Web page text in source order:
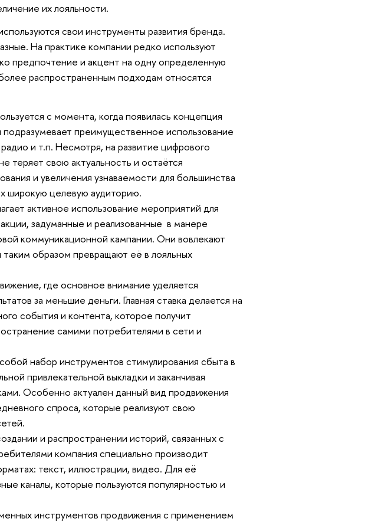
их лояльности.
свои инструменты развития бренда.
На практике компании редко используют
предпочтение и акцент на одну определенную
распространенным подходам относятся
с момента, когда появилась концепция
преимущественное использование
и т.п. Несмотря, на развитие цифрового
теряет свою актуальность и остаётся
и увеличения узнаваемости для большинства
широкую целевую аудиторию.
активное использование мероприятий для
задуманные и реализованные в манере
коммуникационной кампании. Они вовлекают
образом превращают её в лояльных
где основное внимание уделяется
за меньшие деньги. Главная ставка делается на
события и контента, которое получит
самими потребителями в сети и
набор инструментов стимулирования сбыта в
привлекательной выкладки и заканчивая
Особенно актуален данный вид продвижения
спроса, которые реализуют свою
и распространении историй, связанных с
компания специально производит
текст, иллюстрации, видео. Для её
каналы, которые пользуются популярностью и
инструментов продвижения с применением